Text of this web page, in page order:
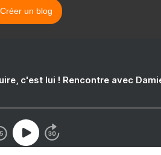
Créer un blog
c'est lui ! Rencontre avec